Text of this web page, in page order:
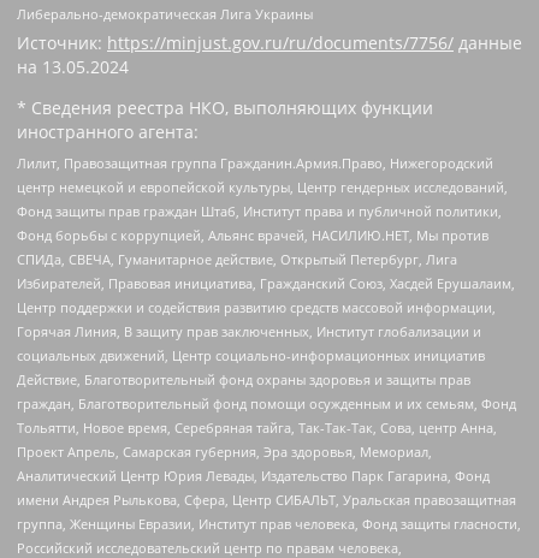
Либерально-демократическая Лига Украины
Источник: https://minjust.gov.ru/ru/documents/7756/ данные
на 13.05.2024
* Сведения реестра НКО, выполняющих функции
иностранного агента:
Лилит, Правозащитная группа Гражданин.Армия.Право, Нижегородский
центр немецкой и европейской культуры, Центр гендерных исследований,
Фонд защиты прав граждан Штаб, Институт права и публичной политики,
Фонд борьбы с коррупцией, Альянс врачей, НАСИЛИЮ.НЕТ, Мы против
СПИДа, СВЕЧА, Гуманитарное действие, Открытый Петербург, Лига
Избирателей, Правовая инициатива, Гражданский Союз, Хасдей Ерушалаим,
Центр поддержки и содействия развитию средств массовой информации,
Горячая Линия, В защиту прав заключенных, Институт глобализации и
социальных движений, Центр социально-информационных инициатив
Действие, Благотворительный фонд охраны здоровья и защиты прав
граждан, Благотворительный фонд помощи осужденным и их семьям, Фонд
Тольятти, Новое время, Серебряная тайга, Так-Так-Так, Сова, центр Анна,
Проект Апрель, Самарская губерния, Эра здоровья, Мемориал,
Аналитический Центр Юрия Левады, Издательство Парк Гагарина, Фонд
имени Андрея Рылькова, Сфера, Центр СИБАЛЬТ, Уральская правозащитная
группа, Женщины Евразии, Институт прав человека, Фонд защиты гласности,
Российский исследовательский центр по правам человека,